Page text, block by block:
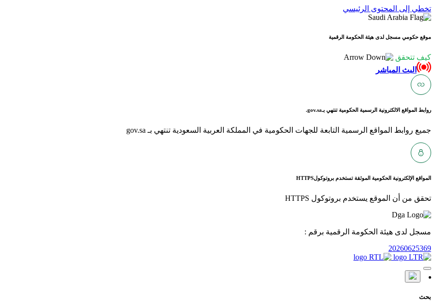
تخطي إلى المحتوى الرئيسي
موقع حكومي مسجل لدى هيئة الحكومة الرقمية
كيف تتحقق
البث المباشر
روابط المواقع الالكترونية الرسمية الحكومية تنتهي بـgov.sa.
جميع روابط المواقع الرسمية التابعة للجهات الحكومية في المملكة العربية السعودية تنتهي بـ gov.sa
المواقع الإلكترونية الحكومية الموثقة تستخدم بروتوكولHTTPS
تحقق من أن الموقع يستخدم بروتوكول HTTPS
مسجل لدى هيئة الحكومة الرقمية برقم :
20260625369
بحث